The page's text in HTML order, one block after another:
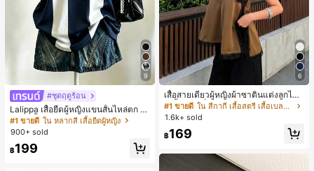
9
#ชุดฤดูร้อน
Lalippa เสื้อยืดผู้หญิงแขนสั้นไหล่ตก ค
อวีปกเสื้อ ลายพิมพ์ดิจิทัลลายทาง สไตล์
สปอร์ตแฟชั่นมินิมอล ของขวัญสำหรับเ
พื่อน
#1 ขายดี ใน หลากสี เสื้อยืดผู้หญิง
900+ sold
฿199
6
เสื้อสายเดี่ยวผู้หญิงผ้าซาตินแต่งลูกไม้
- เสื้อสายเดี่ยวฤดูร้อนสีคากีมีรอยผ่าด้า
นข้างที่น่าดึงดูดแบบสบายๆ
#1 ขายดี
ใน สีกากี เสื้อสตรี เสื้อเบลาส์ & Tee
ลูกค้ากลับมาซื้อซ้ำ!
#1 ขายดี
ใน สีกากี เสื้อสตรี เสื้อเบลาส์ & Tee
ลูกค้ากลับมาซื้อซ้ำ!
#1 ขายดี
ใน สีกากี เสื้อสตรี เสื้อเบลาส์ & Tee
ลูกค้ากลับมาซื้อซ้ำ!
#1 ขายดี
ใน สีกากี เสื้อสตรี เสื้อเบลาส์ & Tee
1.6k+ sold
฿169